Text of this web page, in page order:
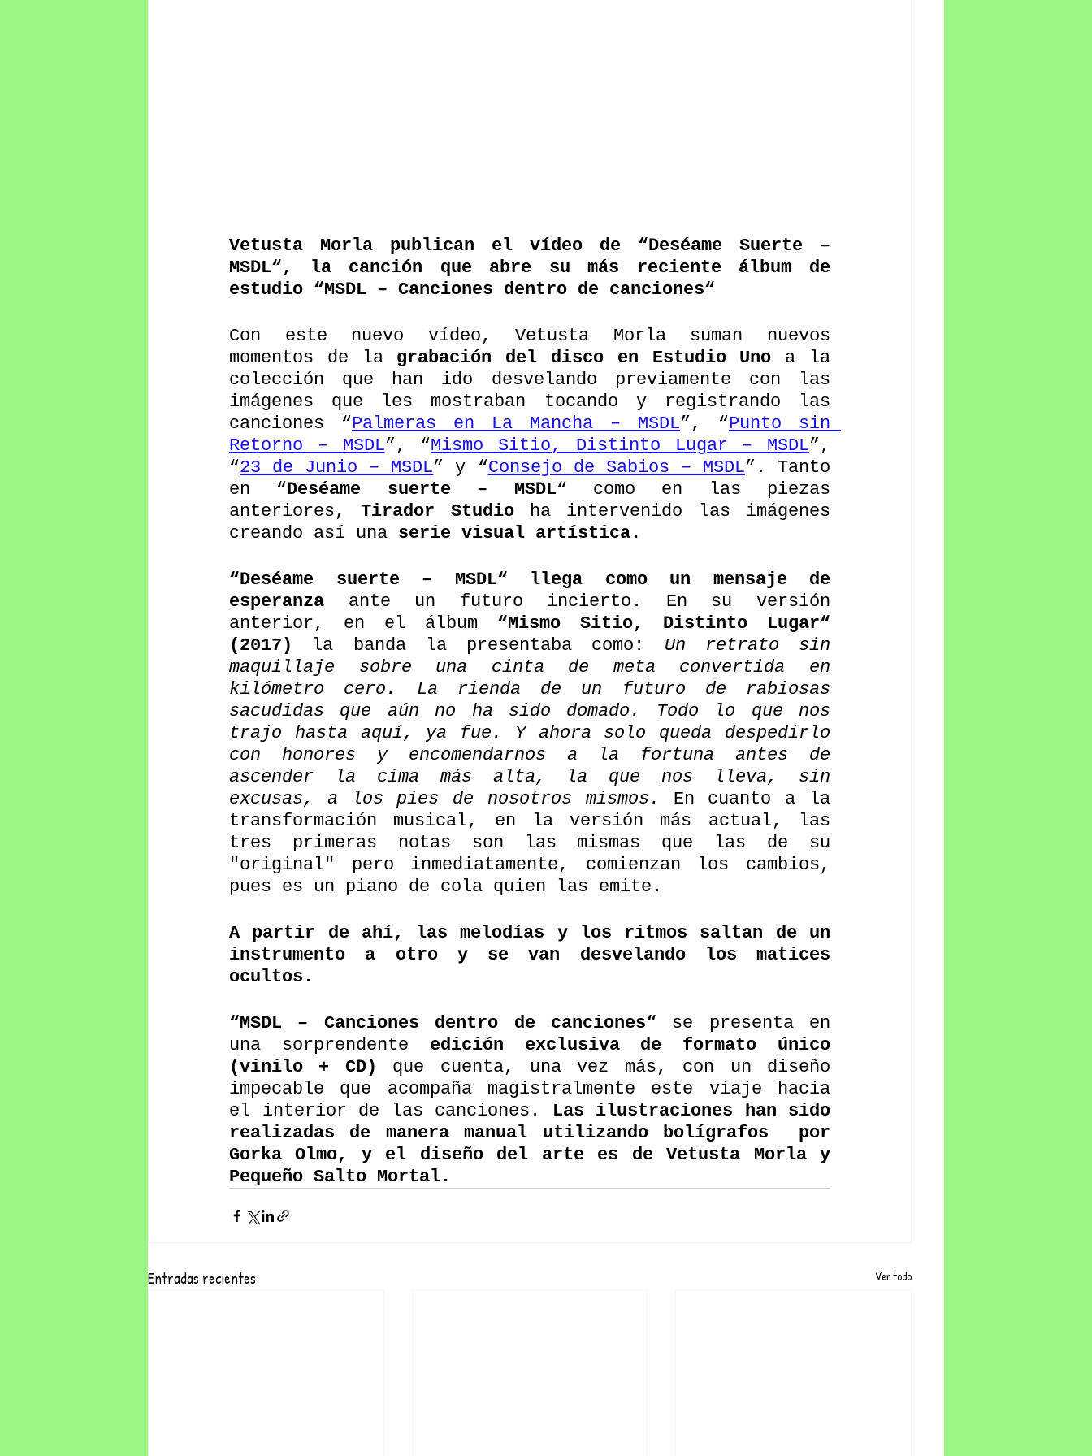
Vetusta Morla publican el vídeo de “Deséame Suerte –
MSDL“, la canción que abre su más reciente álbum de
estudio “MSDL – Canciones dentro de canciones“
Con este nuevo vídeo, Vetusta Morla suman nuevos
momentos de la grabación del disco en Estudio Uno a la
colección que han ido desvelando previamente con las
imágenes que les mostraban tocando y registrando las
canciones “Palmeras en La Mancha – MSDL”, “Punto sin
Retorno – MSDL”, “Mismo Sitio, Distinto Lugar – MSDL”,
“23 de Junio – MSDL” y “Consejo de Sabios – MSDL”. Tanto
en “Deséame suerte – MSDL“ como en las piezas
anteriores, Tirador Studio ha intervenido las imágenes
creando así una serie visual artística.
“Deséame suerte – MSDL“ llega como un mensaje de
esperanza ante un futuro incierto. En su versión
anterior, en el álbum “Mismo Sitio, Distinto Lugar“
(2017)
la banda la presentaba como: Un retrato sin
maquillaje sobre una cinta de meta convertida en
kilómetro cero. La rienda de un futuro de rabiosas
sacudidas que aún no ha sido domado. Todo lo que nos
trajo hasta aquí, ya fue. Y ahora solo queda despedirlo
con honores y encomendarnos a la fortuna antes de
ascender la cima más alta, la que nos lleva, sin
excusas, a los pies de nosotros mismos.
En cuanto a la
transformación musical, en la versión más actual, las
tres primeras notas son las mismas que las de su
"original" pero inmediatamente, comienzan los cambios,
pues es un piano de cola quien las emite.
A partir de ahí, las melodías y los ritmos saltan de un
instrumento a otro y se van desvelando los matices
ocultos.
“MSDL – Canciones dentro de canciones“ se presenta en
una sorprendente edición exclusiva de formato único
(vinilo + CD)
que cuenta, una vez más, con un diseño
impecable que acompaña magistralmente este viaje hacia
el interior de las canciones. Las ilustraciones han sido
realizadas de manera manual utilizando bolígrafos  por
Gorka Olmo, y el diseño del arte es de Vetusta Morla y
Pequeño Salto Mortal.
Entradas recientes Ver todo